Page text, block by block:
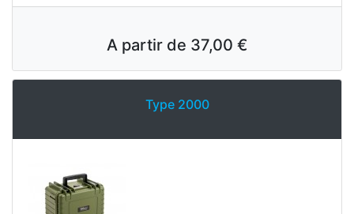
A partir de 37,00 €
Type 2000